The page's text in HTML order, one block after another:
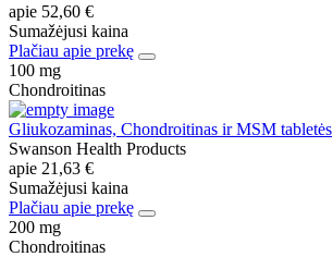
apie 52,60 €
Sumažėjusi kaina
Plačiau apie prekę
100 mg
Chondroitinas
Gliukozaminas, Chondroitinas ir MSM tabletės
Swanson Health Products
apie 21,63 €
Sumažėjusi kaina
Plačiau apie prekę
200 mg
Chondroitinas